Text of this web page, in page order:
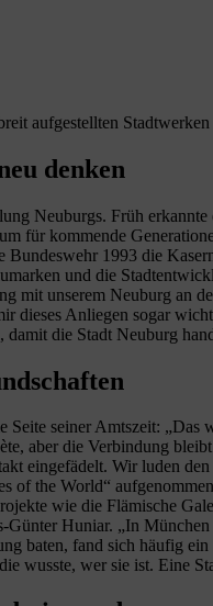
aufgestellten
denken
Neuburgs. Früh
für kommende
1993 die
und die
mit unserem Neuburg an
dieses Anliegen sogar
die Stadt Neuburg
seiner Amtszeit:
aber die Verbindung
eingefädelt. Wir luden
of the World“
wie die Flämische
Huniar. „In
baten, fand sich häufig
wusste, wer sie ist.